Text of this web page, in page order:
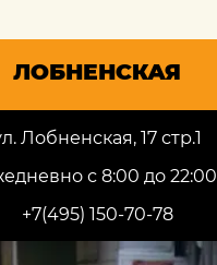
ЛОБНЕНСКАЯ
Лобненская, 17 стр.1
с 8:00 до 22:00
+7(495) 150-70-78